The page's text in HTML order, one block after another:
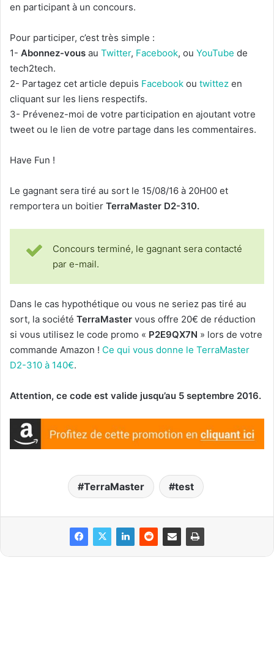
en participant à un concours.
Pour participer, c’est très simple :
1- Abonnez-vous au Twitter, Facebook, ou YouTube de
tech2tech.
2- Partagez cet article depuis Facebook ou twittez en
cliquant sur les liens respectifs.
3- Prévenez-moi de votre participation en ajoutant votre
tweet ou le lien de votre partage dans les commentaires.
Have Fun !
Le gagnant sera tiré au sort le 15/08/16 à 20H00 et
remportera un boitier TerraMaster D2-310.
Concours terminé, le gagnant sera contacté
par e-mail.
Dans le cas hypothétique ou vous ne seriez pas tiré au
sort, la société TerraMaster vous offre 20€ de réduction
si vous utilisez le code promo « P2E9QX7N » lors de votre
commande Amazon ! Ce qui vous donne le TerraMaster
D2-310 à 140€.
Attention, ce code est valide jusqu’au 5 septembre 2016.
TerraMaster test